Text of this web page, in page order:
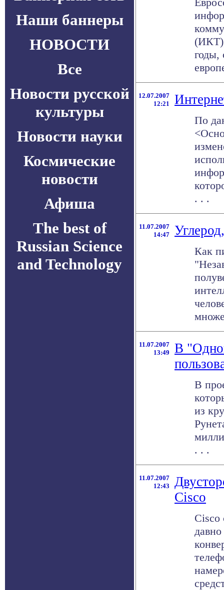
Наши баннеры
НОВОСТИ
Все
Новости русской
культуры
Новости науки
Космические
новости
Афиша
The best of
Russian Science
and Technology
годы,
12.07.2007
12:21
По
. . .
11.07.2007
14:47
Как
11.07.2007
13:49
В
В
из
. . .
11.07.2007
12:43
Cisco
Cisco